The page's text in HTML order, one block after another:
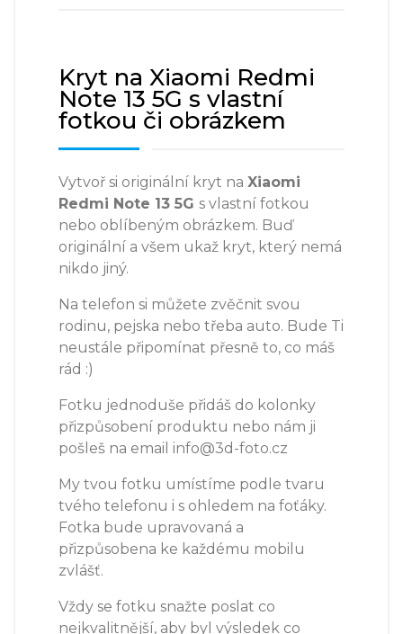
Kryt na Xiaomi Redmi
Note 13 5G s vlastní
fotkou či obrázkem
Vytvoř si originální kryt na Xiaomi
Redmi Note 13 5G s vlastní fotkou
nebo oblíbeným obrázkem. Buď
originální a všem ukaž kryt, který nemá
nikdo jiný.
Na telefon si můžete zvěčnit svou
rodinu, pejska nebo třeba auto. Bude Ti
neustále připomínat přesně to, co máš
rád :)
Fotku jednoduše přidáš do kolonky
přizpůsobení produktu nebo nám ji
pošleš na email info@3d-foto.cz
My tvou fotku umístíme podle tvaru
tvého telefonu i s ohledem na foťáky.
Fotka bude upravovaná a
přizpůsobena ke každému mobilu
zvlášť.
Vždy se fotku snažte poslat co
nejkvalitnější, aby byl výsledek co